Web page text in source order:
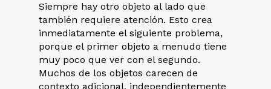
Siempre hay otro objeto al lado que
también requiere atención. Esto crea
inmediatamente el siguiente problema,
porque el primer objeto a menudo tiene
muy poco que ver con el segundo.
Muchos de los objetos carecen de
contexto adicional, independientemente